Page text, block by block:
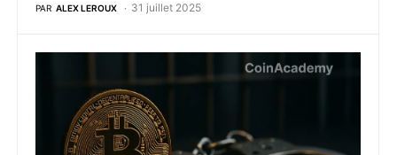
PAR ALEX LEROUX 31 juillet 2025
Coup de tonnerre dans la crypto : les fondateurs de